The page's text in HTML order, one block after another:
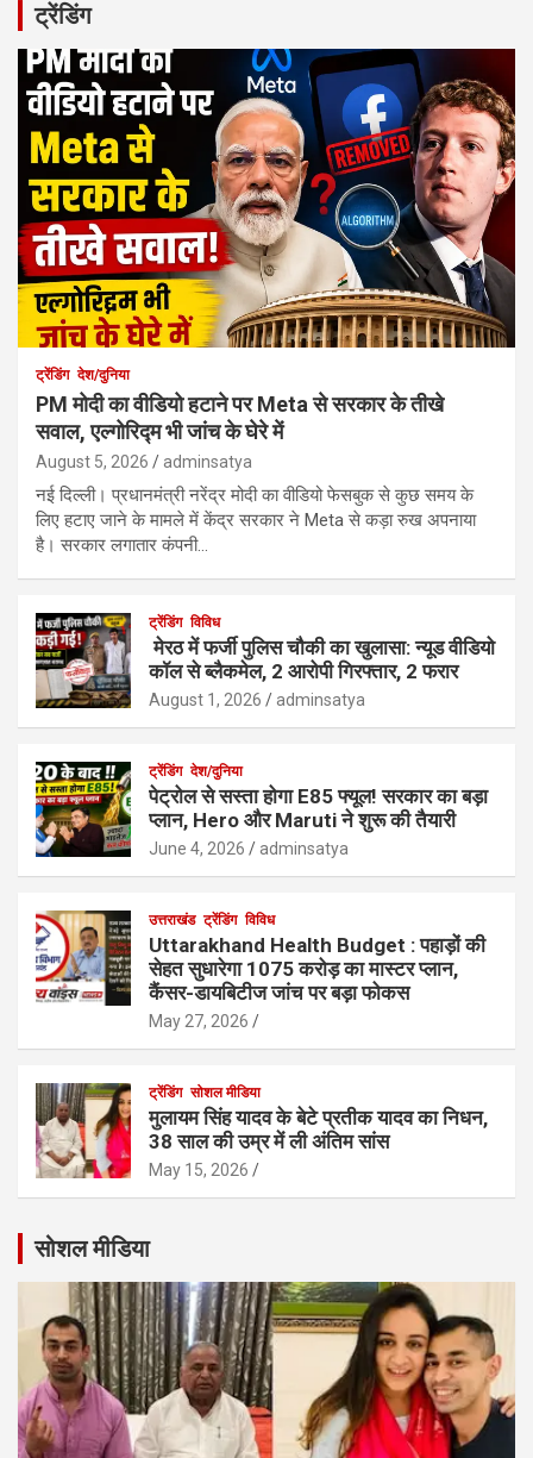
ट्रेंडिंग
ट्रेंडिंग देश/दुनिया
PM मोदी का वीडियो हटाने पर Meta से सरकार के तीखे
सवाल, एल्गोरिद्म भी जांच के घेरे में
August 5, 2026 adminsatya
नई दिल्ली। प्रधानमंत्री नरेंद्र मोदी का वीडियो फेसबुक से कुछ समय के
लिए हटाए जाने के मामले में केंद्र सरकार ने Meta से कड़ा रुख अपनाया
है। सरकार लगातार कंपनी…
ट्रेंडिंग विविध
मेरठ में फर्जी पुलिस चौकी का खुलासा: न्यूड वीडियो
कॉल से ब्लैकमेल, 2 आरोपी गिरफ्तार, 2 फरार
August 1, 2026 adminsatya
ट्रेंडिंग देश/दुनिया
पेट्रोल से सस्ता होगा E85 फ्यूल! सरकार का बड़ा
प्लान, Hero और Maruti ने शुरू की तैयारी
June 4, 2026 adminsatya
उत्तराखंड ट्रेंडिंग विविध
Uttarakhand Health Budget : पहाड़ों की
सेहत सुधारेगा 1075 करोड़ का मास्टर प्लान,
कैंसर-डायबिटीज जांच पर बड़ा फोकस
May 27, 2026
ट्रेंडिंग सोशल मीडिया
मुलायम सिंह यादव के बेटे प्रतीक यादव का निधन,
38 साल की उम्र में ली अंतिम सांस
May 15, 2026
सोशल मीडिया